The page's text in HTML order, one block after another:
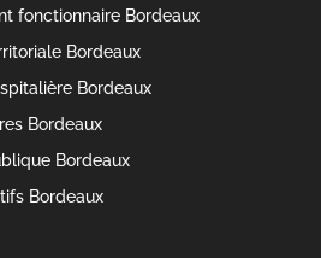
fonctionnaire Bordeaux
Bordeaux
Bordeaux
Bordeaux
Bordeaux
Bordeaux